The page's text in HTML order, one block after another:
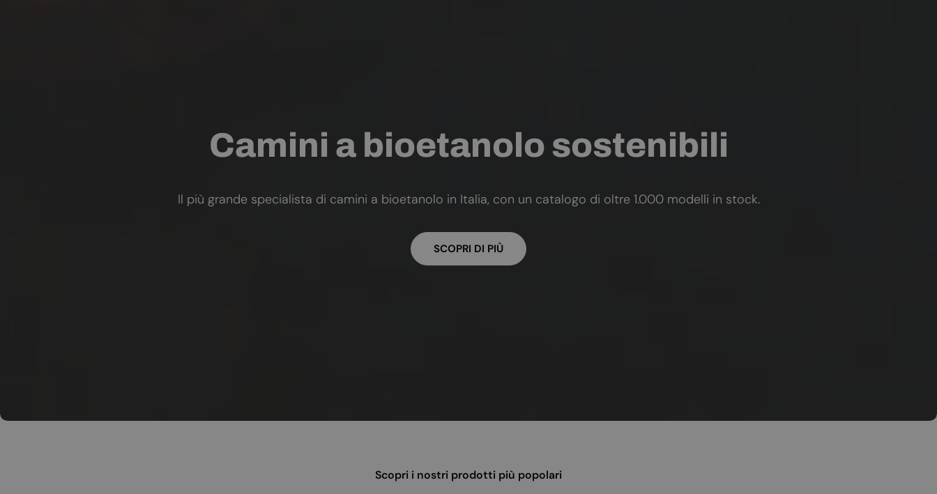
Camini a bioetanolo sostenibili
Il più grande specialista di camini a bioetanolo in Italia, con un catalogo di oltre 1.000 modelli in stock.
SCOPRI DI PIÙ
Scopri i nostri prodotti più popolari